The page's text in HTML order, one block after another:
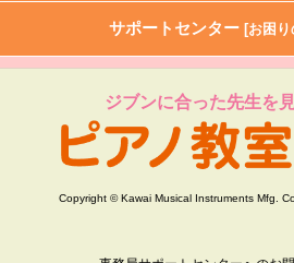
サポートセンター [お困
ジブンに合った先生を
Copyright © Kawai Musical Instruments Mfg.